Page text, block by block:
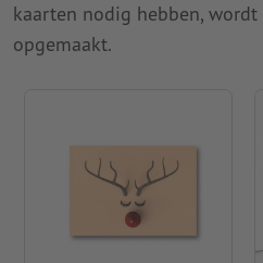
kaarten nodig hebben,
opgemaakt.